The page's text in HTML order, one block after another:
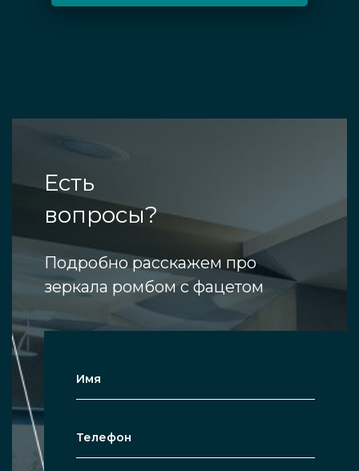
Есть
вопросы?
Подробно расскажем про
зеркала ромбом с фацетом